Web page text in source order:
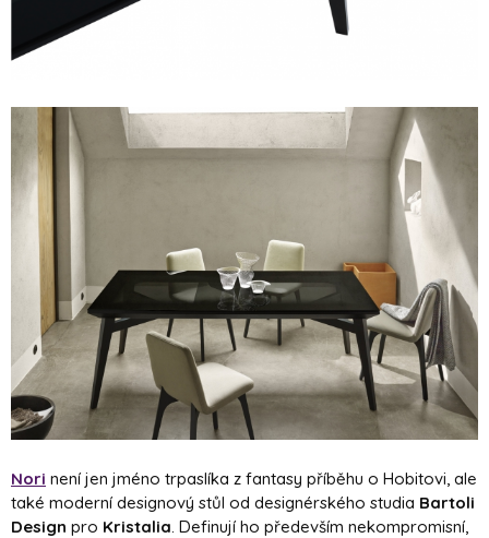
Nori není jen jméno trpaslíka z fantasy příběhu o Hobitovi, ale
také moderní designový stůl od designérského studia Bartoli
Design pro Kristalia. Definují ho především nekompromisní,